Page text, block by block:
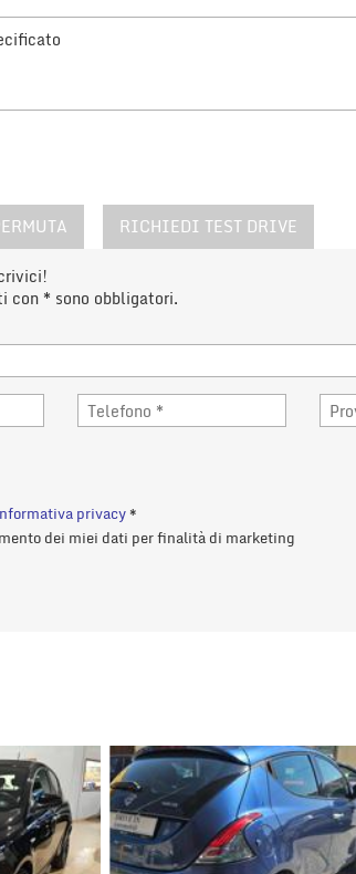
RICHIEDI TEST DRIVE
con * sono obbligatori.
privacy*
dei miei dati per finalità di marketing
dell'esperienza utente